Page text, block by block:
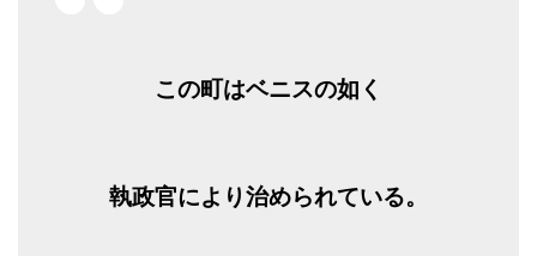
この町はベニスの如く
執政官により治められている。